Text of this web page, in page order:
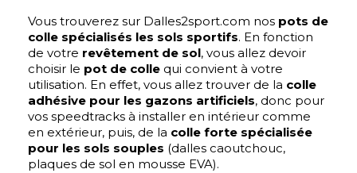
Vous trouverez sur Dalles2sport.com nos pots de
colle spécialisés les sols sportifs. En fonction
de votre revêtement de sol, vous allez devoir
choisir le pot de colle qui convient à votre
utilisation. En effet, vous allez trouver de la colle
adhésive pour les gazons artificiels, donc pour
vos speedtracks à installer en intérieur comme
en extérieur, puis, de la colle forte spécialisée
pour les sols souples (dalles caoutchouc,
plaques de sol en mousse EVA).